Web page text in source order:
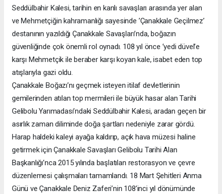
Seddülbahir Kalesi, tarihin en kanlı savaşları arasında yer alan
ve Mehmetçiğin kahramanlığı sayesinde ’Çanakkale Geçilmez’
destanının yazıldığı Çanakkale Savaşları’nda, boğazın
güvenliğinde çok önemli rol oynadı. 108 yıl önce ’yedi düvel’e
karşı Mehmetçik ile beraber karşı koyan kale, isabet eden top
atışlarıyla gazi oldu.
Çanakkale Boğazı’nı geçmek isteyen itilaf devletlerinin
gemilerinden atılan top mermileri ile büyük hasar alan Tarihi
Gelibolu Yarımadası’ndaki Seddülbahir Kalesi, aradan geçen bir
asırlık zaman diliminde doğa şartları nedeniyle zarar gördü.
Harap haldeki kaleyi ayağa kaldırıp, açık hava müzesi haline
getirmek için Çanakkale Savaşları Gelibolu Tarihi Alan
Başkanlığı’nca 2015 yılında başlatılan restorasyon ve çevre
düzenlemesi çalışmaları tamamlandı. 18 Mart Şehitleri Anma
Günü ve Çanakkale Deniz Zaferi’nin 108’inci yıl dönümünde